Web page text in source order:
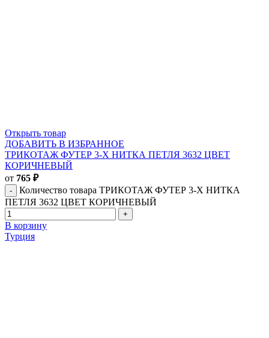
Открыть товар
ДОБАВИТЬ В ИЗБРАННОЕ
ТРИКОТАЖ ФУТЕР 3-Х НИТКА ПЕТЛЯ 3632 ЦВЕТ
КОРИЧНЕВЫЙ
от 765 ₽
Количество товара ТРИКОТАЖ ФУТЕР 3-Х НИТКА
ПЕТЛЯ 3632 ЦВЕТ КОРИЧНЕВЫЙ
В корзину
Турция